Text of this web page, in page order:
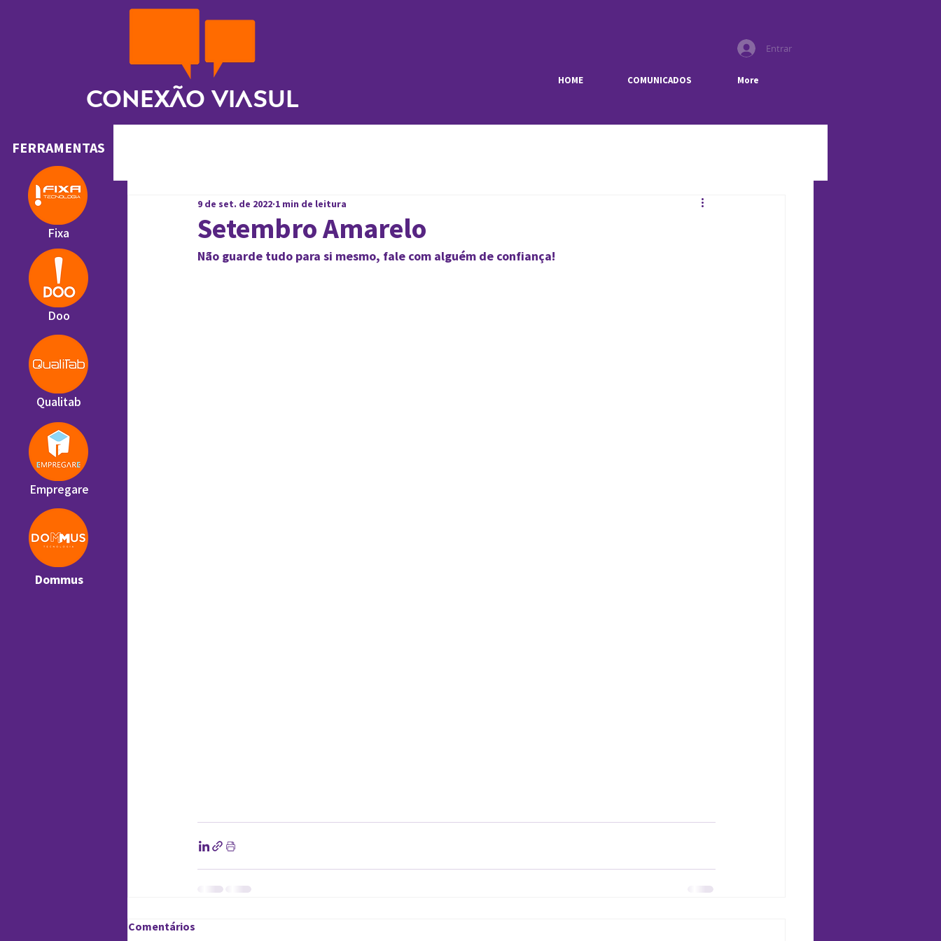
Conexão ViaSul
Entrar
HOME COMUNICADOS More
Setembro Amarelo
9 de set. de 2022 1 min de leitura
Não guarde tudo para si mesmo, fale com alguém de confiança!
Comentários
FERRAMENTAS
Fixa
Doo
Qualitab
Empregare
Dommus